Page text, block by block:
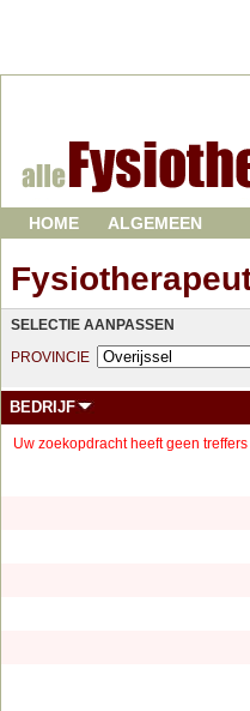
HOME ALGEMEEN
SELECTIE AANPASSEN
PROVINCIE
BEDRIJF
Uw zoekopdracht heeft geen